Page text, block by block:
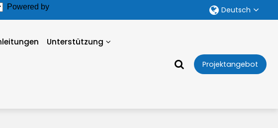
Powered by
Deutsch
Unterstützung
Projektangebot